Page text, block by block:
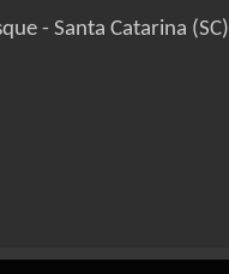
- Santa Catarina (SC)